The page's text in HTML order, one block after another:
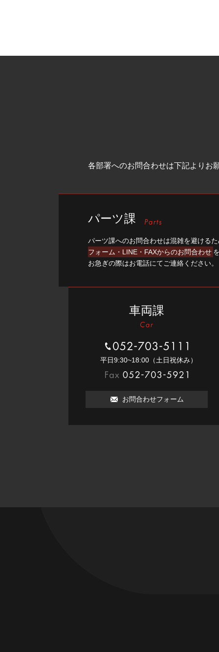
各部署へのお問合わせは下記よりお
パーツ課
パーツ課へのお問合わせは混雑を避ける
フォーム・LINE・FAXからのお問合わせ
お急ぎの際はお電話にてご連絡ください。
車両課
052-703-5111
平⽇9:30~18:00（⼟⽇祝休み）
お問合わせフォーム